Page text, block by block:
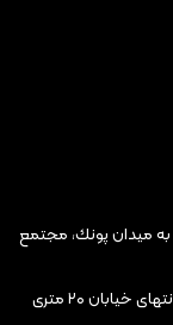
به ميدان پونك، مجتمع
کارخانه : تبریز/شهرک سردار سلیمانی/فلکه سوم/انتهای خیابان ۲۰ متری